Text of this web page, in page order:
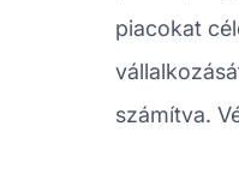
piacokat
számítva.